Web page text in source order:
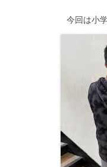
今回は小